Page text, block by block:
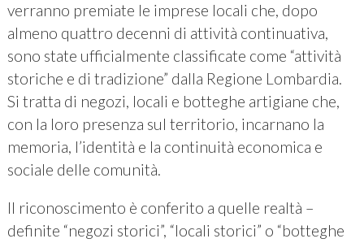
verranno premiate le imprese locali che, dopo
almeno quattro decenni di attività continuativa,
sono state ufficialmente classificate come “attività
storiche e di tradizione” dalla Regione Lombardia.
Si tratta di negozi, locali e botteghe artigiane che,
con la loro presenza sul territorio, incarnano la
memoria, l’identità e la continuità economica e
sociale delle comunità.
Il riconoscimento è conferito a quelle realtà –
definite “negozi storici”, “locali storici” o “botteghe